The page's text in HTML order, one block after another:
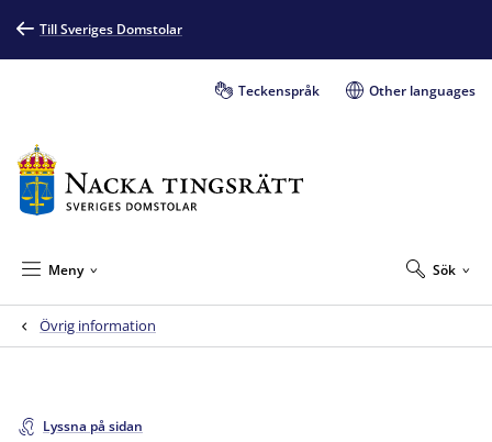
Till Sveriges Domstolar
Teckenspråk Other languages
Sök
Meny
Övrig information
Lyssna på sidan